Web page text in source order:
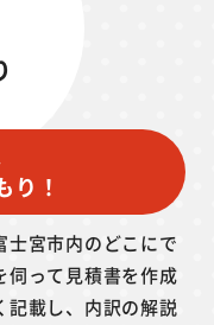
り！
士宮市内のどこにで
伺って見積書を作成
記載し、内訳の解説